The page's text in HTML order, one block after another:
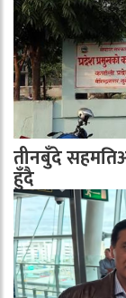
तीनबुँदे
हुँदै